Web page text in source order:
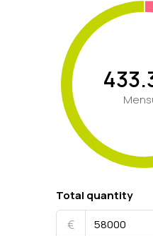
Total quantity
€